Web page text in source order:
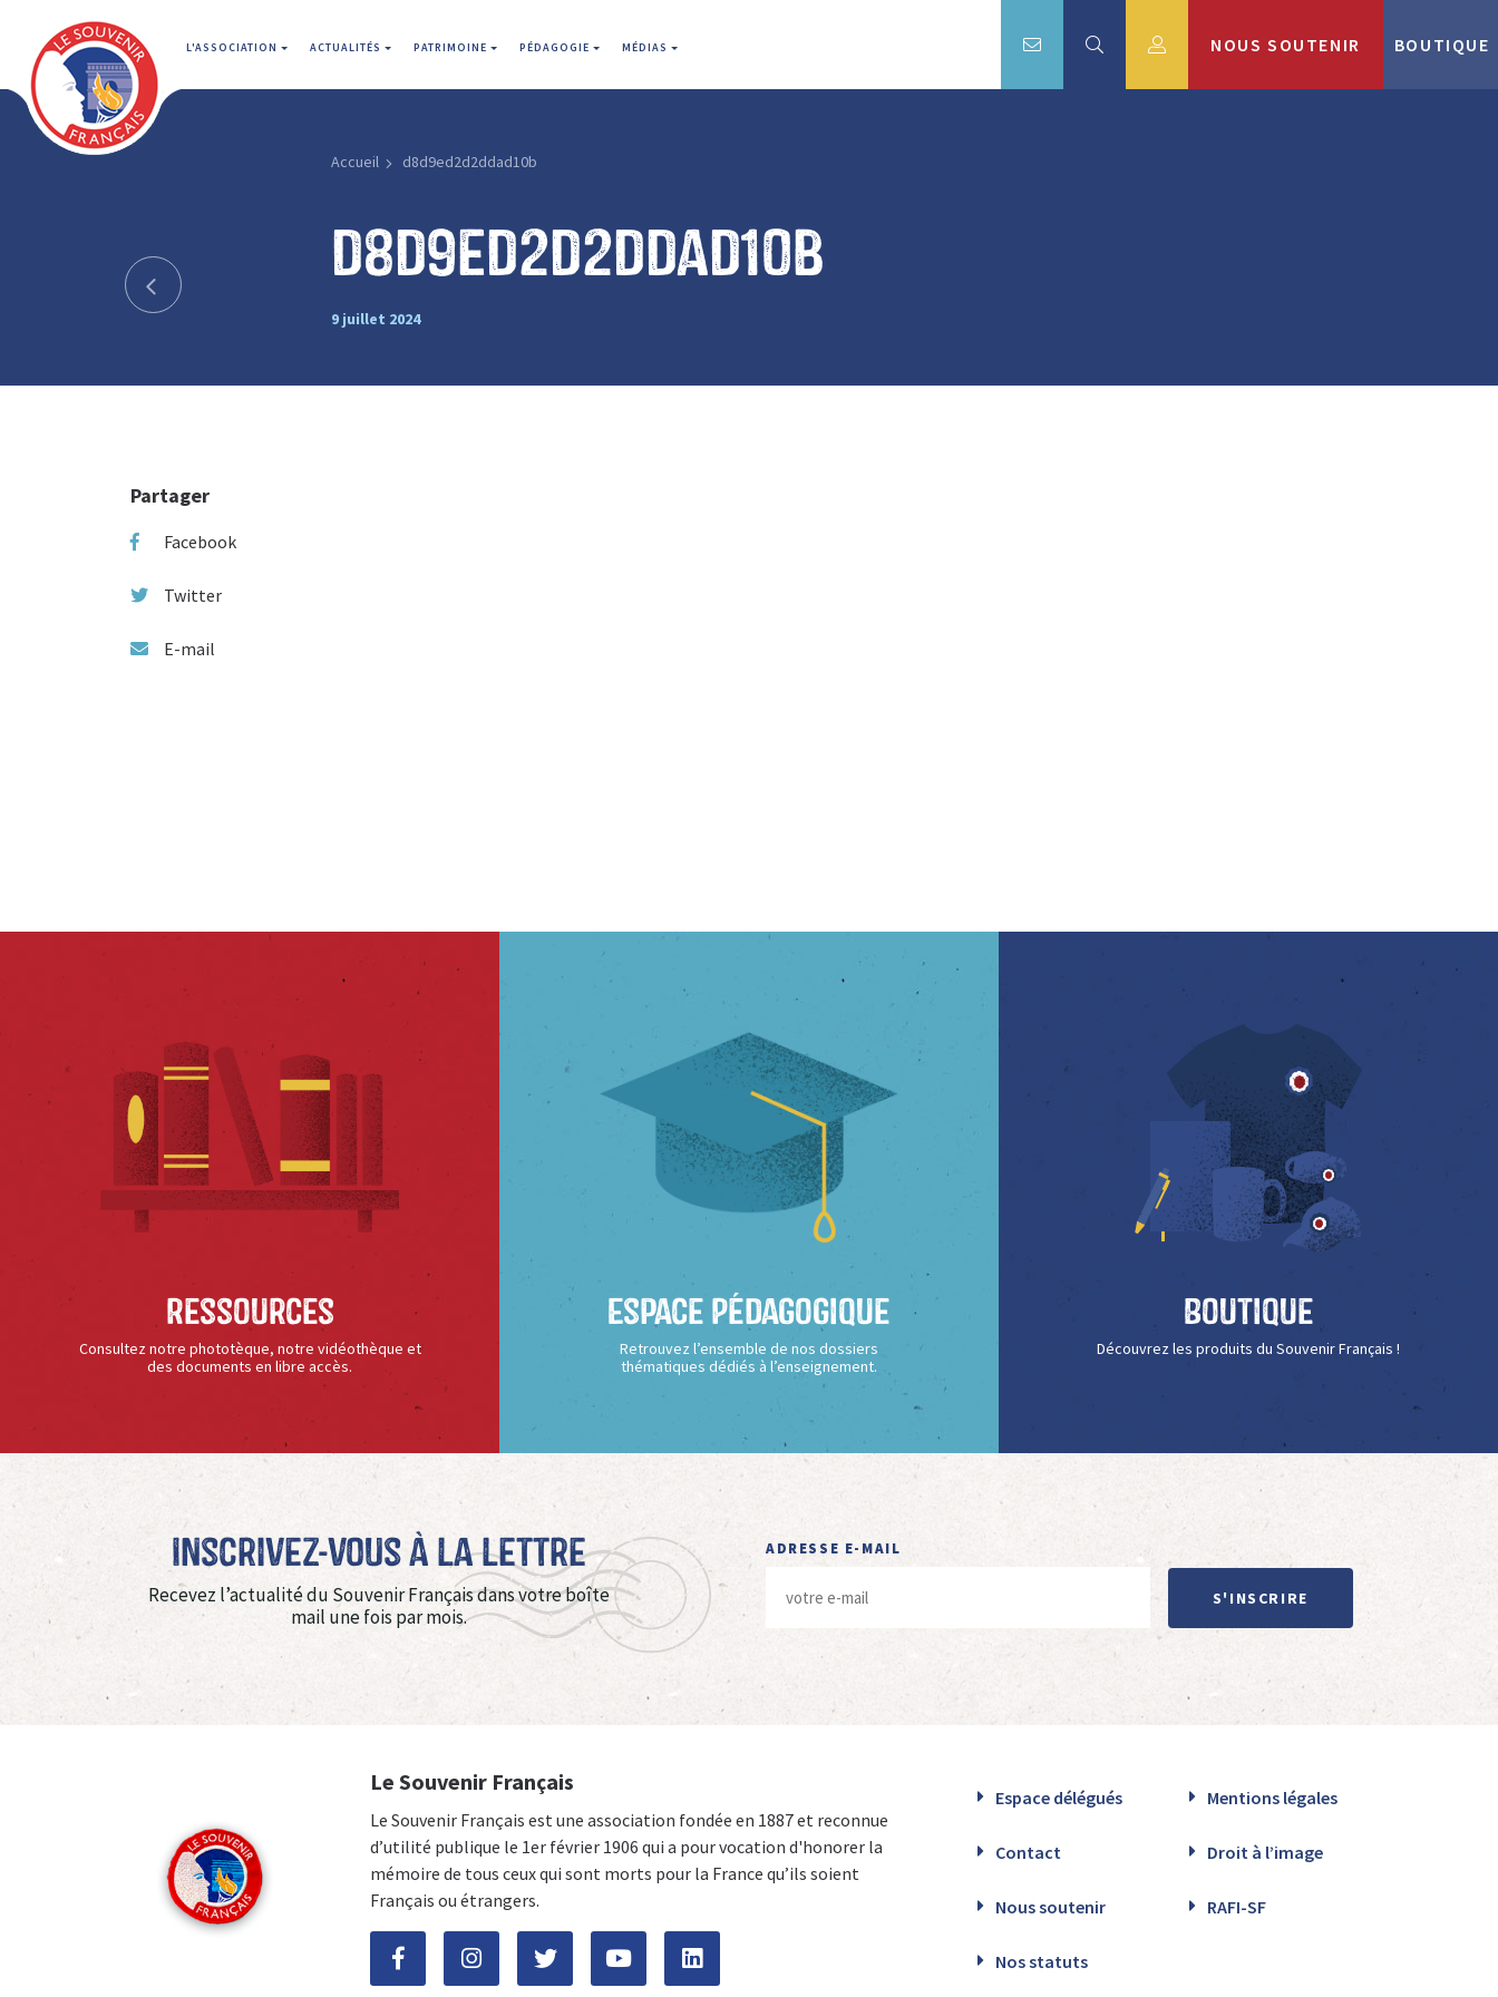
L'ASSOCIATION ACTUALITÉS PATRIMOINE PÉDAGOGIE MÉDIAS NOUS SOUTENIR BOUTIQUE
Accueil d8d9ed2d2ddad10b
d8d9ed2d2ddad10b
9 juillet 2024
Partager
Facebook
Twitter
E-mail
Ressources
Consultez notre phototèque, notre vidéothèque et
des documents en libre accès.
Espace Pédagogique
Retrouvez l’ensemble de nos dossiers
thématiques dédiés à l’enseignement.
Boutique
Découvrez les produits du Souvenir Français !
Inscrivez-vous à La Lettre
Recevez l’actualité du Souvenir Français dans votre boîte
mail une fois par mois.
ADRESSE E-MAIL
S'INSCRIRE
Le Souvenir Français
Le Souvenir Français est une association fondée en 1887 et reconnue
d’utilité publique le 1er février 1906 qui a pour vocation d'honorer la
mémoire de tous ceux qui sont morts pour la France qu’ils soient
Français ou étrangers.
Espace délégués Mentions légales
Contact Droit à l’image
Nous soutenir RAFI-SF
Nos statuts